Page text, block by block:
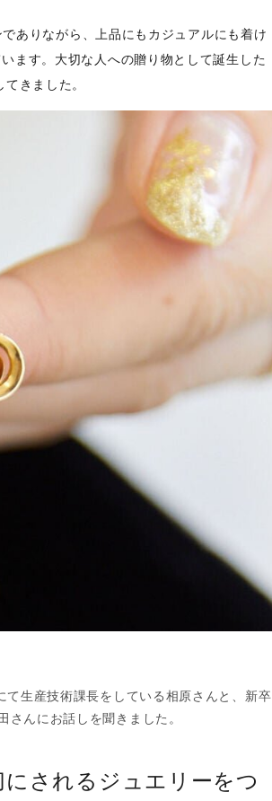
ありながら、上品にもカジュアルにも着け
ます。大切な人への贈り物として誕生した
きました。
生産技術課長をしている相原さんと、新卒
んにお話しを聞きました。
されるジュエリーをつ